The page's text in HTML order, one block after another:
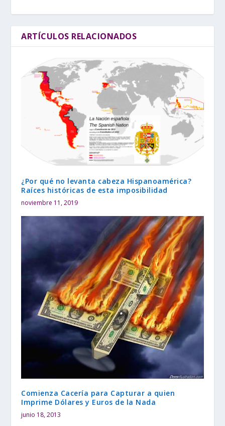
ARTÍCULOS RELACIONADOS
¿Por qué no levanta cabeza Hispanoamérica?
Raíces históricas de esta imposibilidad
noviembre 11, 2019
Comienza Cacería para Capturar a quien
Imprime Dólares y Euros de la Nada
junio 18, 2013